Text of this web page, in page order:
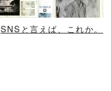
SNSと言えば、これか。